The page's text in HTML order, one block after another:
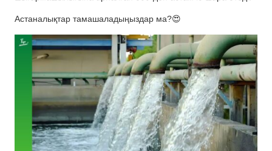
Астаналықтар тамашаладыңыздар ма?😍